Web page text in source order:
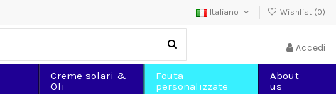
Italiano Wishlist (0)
Accedi
Creme solari &
Oli
Fouta
personalizzate
About
us